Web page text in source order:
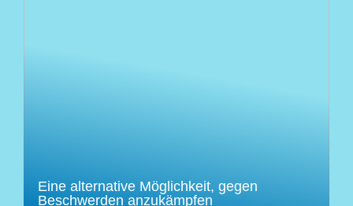
Eine alternative Möglichkeit, gegen
Beschwerden anzukämpfen